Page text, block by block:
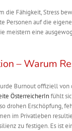
die Fähigkeit, Stress
Personen auf die
meistern eine
– Warum
Burnout offiziell
ÖsterreicherInfühlt
drohen Erschöpfung,
im Privatleben
zu festigen. Es ist